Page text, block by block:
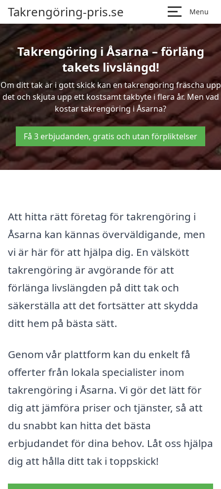
Takrengöring-pris.se Menu
Takrengöring i Åsarna – förläng
takets livslängd!
Om ditt tak är i gott skick kan en takrengöring fräscha upp
det och skjuta upp ett kostsamt takbyte i flera år. Men vad
kostar takrengöring i Åsarna?
Få 3 erbjudanden, gratis och utan förpliktelser
Att hitta rätt företag för takrengöring i
Åsarna kan kännas överväldigande, men
vi är här för att hjälpa dig. En välskött
takrengöring är avgörande för att
förlänga livslängden på ditt tak och
säkerställa att det fortsätter att skydda
ditt hem på bästa sätt.
Genom vår plattform kan du enkelt få
offerter från lokala specialister inom
takrengöring i Åsarna. Vi gör det lätt för
dig att jämföra priser och tjänster, så att
du snabbt kan hitta det bästa
erbjudandet för dina behov. Låt oss hjälpa
dig att hålla ditt tak i toppskick!